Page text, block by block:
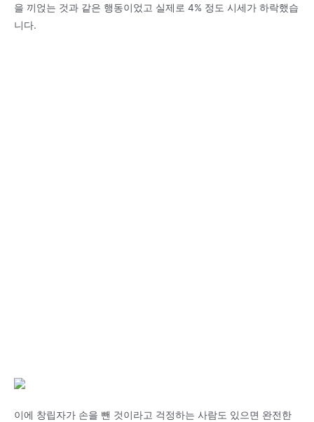
을 끼얹는 것과 같은 행동이었고 실제로 4% 정도 시세가 하락했습
니다.
이에 창립자가 손을 뺀 것이라고 걱정하는 사람도 있으면 완전한